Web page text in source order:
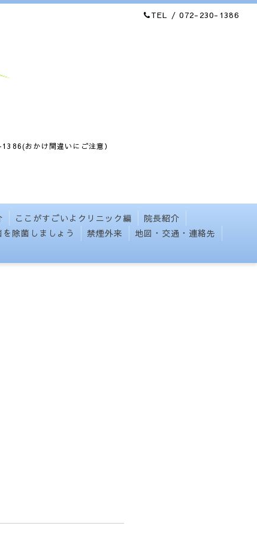
TEL / 072-230-1386
かけ間違いにご注意）
ここがすごいよクリニック編
院長紹介
を除菌しましょう 禁煙外来
地図・交通・連絡先